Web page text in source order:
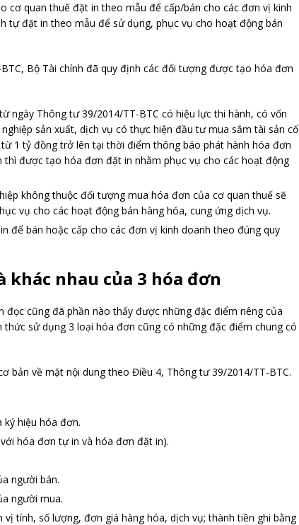
cơ quan thuế đặt in theo mẫu để cấp/bán cho các đơn vị kinh
tự đặt in theo mẫu để sử dụng, phục vụ cho hoạt động bán
Bộ Tài chính đã quy định các đối tượng được tạo hóa đơn
ngày Thông tư 39/2014/TT-BTC có hiệu lực thi hành, có vốn
sản xuất, dịch vụ có thực hiện đầu tư mua sắm tài sản cố
1 tỷ đồng trở lên tại thời điểm thông báo phát hành hóa đơn
được tạo hóa đơn đặt in nhằm phục vụ cho các hoạt động
không thuộc đối tượng mua hóa đơn của cơ quan thuế sẽ
vụ cho các hoạt động bán hàng hóa, cung ứng dịch vụ.
để bán hoặc cấp cho các đơn vị kinh doanh theo đúng quy
khác nhau của 3 hóa đơn
đọc cũng đã phần nào thấy được những đặc điểm riêng của
thức sử dụng 3 loại hóa đơn cũng có những đặc điểm chung có
bản về mặt nội dung theo Điều 4, Thông tư 39/2014/TT-BTC.
ký hiệu hóa đơn.
hóa đơn tự in và hóa đơn đặt in).
người bán.
người mua.
vị tính, số lượng, đơn giá hàng hóa, dịch vụ; thành tiền ghi bằng